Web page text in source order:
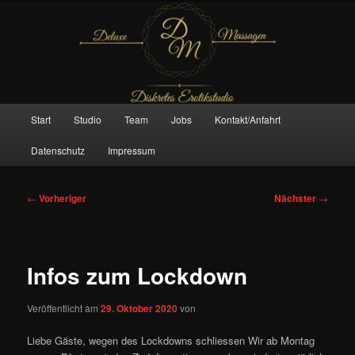
Deluxe Massagen And More
Start Studio Team Jobs Kontakt/Anfahrt
Datenschutz Impressum
Beitragsnavigation
← Vorheriger Nächster →
Infos zum Lockdown
Veröffentlicht am29. Oktober 2020von
Liebe Gäste, wegen des Lockdowns schliessen Wir ab Montag